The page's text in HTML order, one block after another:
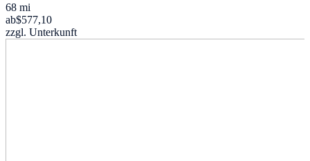
68 mi
ab$577,10
zzgl. Unterkunft